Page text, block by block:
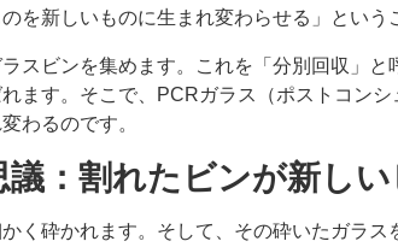
を新しいものに生まれ変わらせる」という
スビンを集めます。これを「分別回収」と
ます。そこで、PCRガラス（ポストコン
わるのです。
：割れたビンが新しい
く砕かれます。そして、その砕いたガラス